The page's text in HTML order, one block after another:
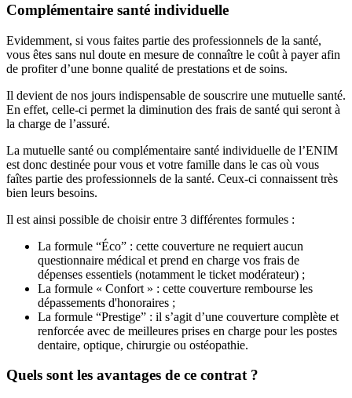
Complémentaire santé individuelle
Evidemment, si vous faites partie des professionnels de la santé,
vous êtes sans nul doute en mesure de connaître le coût à payer afin
de profiter d’une bonne qualité de prestations et de soins.
Il devient de nos jours indispensable de souscrire une mutuelle santé.
En effet, celle-ci permet la diminution des frais de santé qui seront à
la charge de l’assuré.
La mutuelle santé ou complémentaire santé individuelle de l’ENIM
est donc destinée pour vous et votre famille dans le cas où vous
faîtes partie des professionnels de la santé. Ceux-ci connaissent très
bien leurs besoins.
Il est ainsi possible de choisir entre 3 différentes formules :
La formule “Éco” : cette couverture ne requiert aucun
questionnaire médical et prend en charge vos frais de
dépenses essentiels (notamment le ticket modérateur) ;
La formule « Confort » : cette couverture rembourse les
dépassements d'honoraires ;
La formule “Prestige” : il s’agit d’une couverture complète et
renforcée avec de meilleures prises en charge pour les postes
dentaire, optique, chirurgie ou ostéopathie.
Quels sont les avantages de ce contrat ?